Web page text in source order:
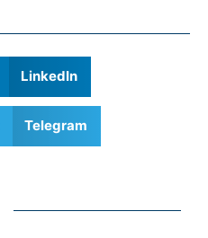
LinkedIn
Telegram